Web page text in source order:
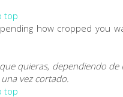
how cropped you
quieras, dependiendo
vez cortado.